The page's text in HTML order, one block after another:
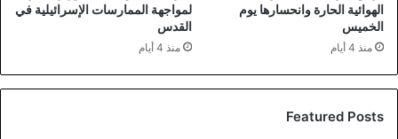
الهوائية الحارة وانحسارها يوم
الخميس
منذ 4 أيام
لمواجهة الممارسات الإسرائيلية في
القدس
منذ 4 أيام
Featured Posts